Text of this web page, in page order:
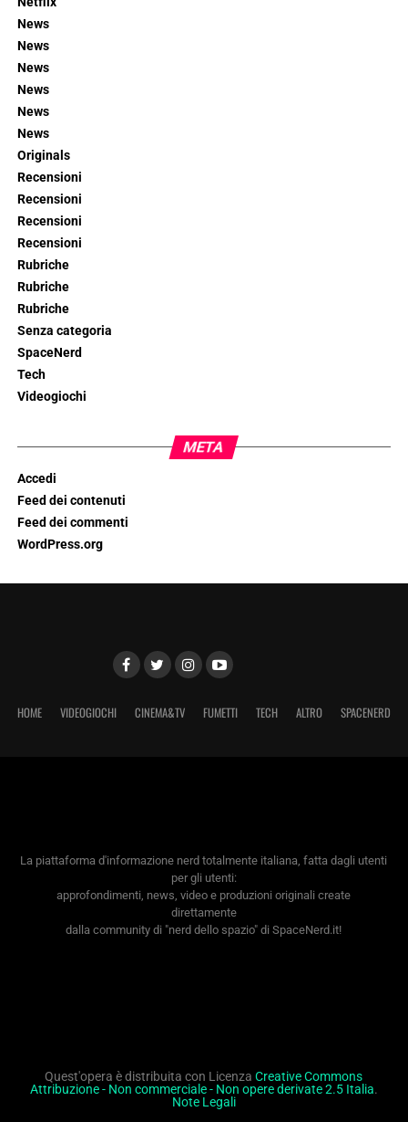
News
News
News
News
News
News
Originals
Recensioni
Recensioni
Recensioni
Recensioni
Rubriche
Rubriche
Rubriche
Senza categoria
SpaceNerd
Tech
Videogiochi
META
Accedi
Feed dei contenuti
Feed dei commenti
WordPress.org
HOME VIDEOGIOCHI CINEMA&TV FUMETTI TECH ALTRO SPACENERD
La piattaforma d'informazione nerd totalmente italiana, fatta dagli utenti
per gli utenti:
approfondimenti, news, video e produzioni originali create
direttamente
dalla community di "nerd dello spazio" di SpaceNerd.it!
Quest'opera è distribuita con LicenzaCreative Commons
Attribuzione - Non commerciale - Non opere derivate 2.5 Italia.
Note Legali